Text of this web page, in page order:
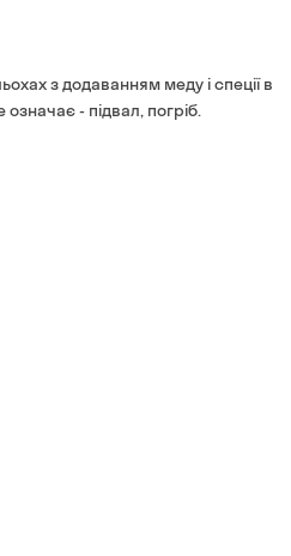
*на час доставки можуть
готівкою кур'єру
з додаванням меду і спеції в
означає - підвал, погріб.